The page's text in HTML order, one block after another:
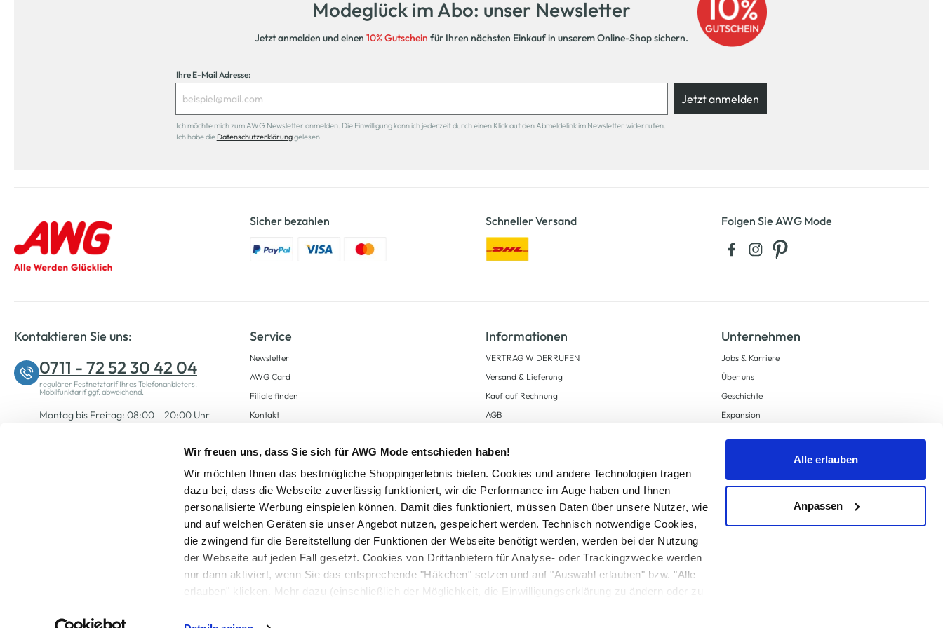
Wir freuen uns, dass Sie sich für AWG Mode entschieden haben!
Wir möchten Ihnen das bestmögliche Shoppingerlebnis bieten. Cookies und andere Technologien tragen
dazu bei, dass die Webseite zuverlässig funktioniert, wir die Performance im Auge haben und Ihnen
personalisierte Werbung einspielen können. Damit dies funktioniert, müssen Daten über unsere Nutzer, wie
und auf welchen Geräten sie unser Angebot nutzen, gespeichert werden. Technisch notwendige Cookies,
die zwingend für die Bereitstellung der Funktionen der Webseite benötigt werden, werden bei der Nutzung
der Webseite auf jeden Fall gesetzt. Cookies von Drittanbietern für Analyse- oder Trackingzwecke werden
nur dann aktiviert, wenn Sie das entsprechende "Häkchen" setzen und auf "Auswahl erlauben" bzw. "Alle
erlauben" klicken. Mehr dazu (einschließlich der Möglichkeit, die Einwilligungserklärung zu ändern oder zu
Alle erlauben
Anpassen
Modeglück im Abo: unser Newsletter
Jetzt anmelden und einen 10% Gutschein für Ihren nächsten Einkauf in unserem Online-Shop sichern.
Ihre E-Mail Adresse:
Jetzt anmelden
Ich möchte mich zum AWG Newsletter anmelden. Die Einwilligung kann ich jederzeit durch einen Klick auf den Abmeldelink im Newsletter widerrufen.
Ich habe die Datenschutzerklärunggelesen.
Sicher bezahlen Schneller Versand Folgen Sie AWG Mode
Kontaktieren Sie uns:
0711 - 72 52 30 42 04
regulärer Festnetztarif Ihres Telefonanbieters,
Mobilfunktarif ggf. abweichend.
Montag bis Freitag: 08:00 – 20:00 Uhr
Service
Newsletter
AWG Card
Filiale finden
Kontakt
Informationen
VERTRAG WIDERRUFEN
Versand & Lieferung
Kauf auf Rechnung
AGB
Zahlungsarten
Datenschutz
AWG CARD Teilnahmebedingungen
Unternehmen
Jobs & Karriere
Über uns
Geschichte
Expansion
Barrierefreiheit
Alle Preise inkl. gesetzl. Mehrwertsteuer zzgl.